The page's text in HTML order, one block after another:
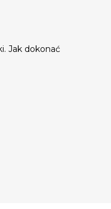
Jak dokonać